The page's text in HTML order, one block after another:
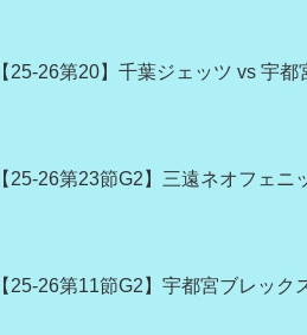
【25-26第20】千葉ジェッツ vs 宇
【25-26第23節G2】三遠ネオフェニ
【25-26第11節G2】宇都宮ブレック